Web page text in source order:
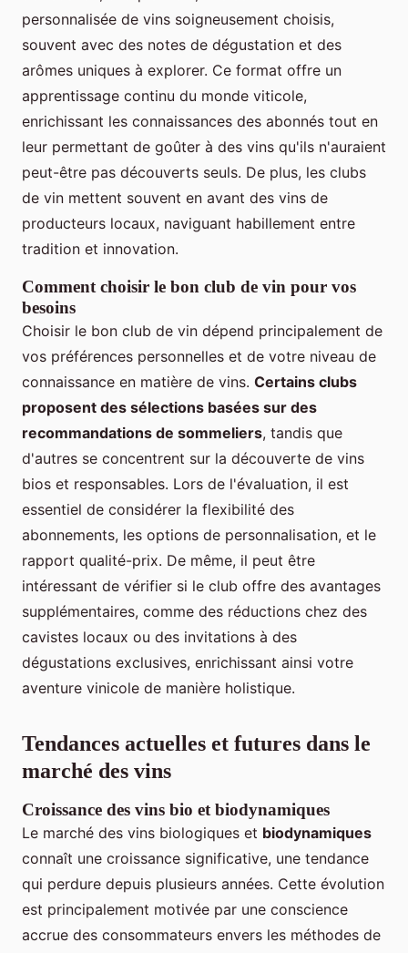
personnalisée de vins soigneusement choisis,
souvent avec des notes de dégustation et des
arômes uniques à explorer. Ce format offre un
apprentissage continu du monde viticole,
enrichissant les connaissances des abonnés tout en
leur permettant de goûter à des vins qu'ils n'auraient
peut-être pas découverts seuls. De plus, les clubs
de vin mettent souvent en avant des vins de
producteurs locaux, naviguant habillement entre
tradition et innovation.
Comment choisir le bon club de vin pour vos
besoins
Choisir le bon club de vin dépend principalement de
vos préférences personnelles et de votre niveau de
connaissance en matière de vins. Certains clubs
proposent des sélections basées sur des
recommandations de sommeliers, tandis que
d'autres se concentrent sur la découverte de vins
bios et responsables. Lors de l'évaluation, il est
essentiel de considérer la flexibilité des
abonnements, les options de personnalisation, et le
rapport qualité-prix. De même, il peut être
intéressant de vérifier si le club offre des avantages
supplémentaires, comme des réductions chez des
cavistes locaux ou des invitations à des
dégustations exclusives, enrichissant ainsi votre
aventure vinicole de manière holistique.
Tendances actuelles et futures dans le
marché des vins
Croissance des vins bio et biodynamiques
Le marché des vins biologiques et biodynamiques
connaît une croissance significative, une tendance
qui perdure depuis plusieurs années. Cette évolution
est principalement motivée par une conscience
accrue des consommateurs envers les méthodes de